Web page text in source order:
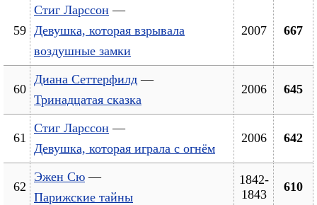
59
Стиг Ларссон —
Девушка, которая взрывала
воздушные замки
2007 667
60
Диана Сеттерфилд —
Тринадцатая сказка
2006 645
61
Стиг Ларссон —
Девушка, которая играла с огнём
2006 642
62
Эжен Сю —
Парижские тайны
1842-
1843
610